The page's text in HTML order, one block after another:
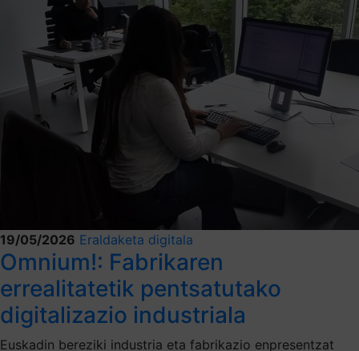
19/05/2026 Eraldaketa digitala
Omnium!: Fabrikaren
errealitatetik pentsatutako
digitalizazio industriala
Euskadin bereziki industria eta fabrikazio enpresentzat